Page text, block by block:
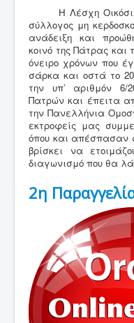
Αρχική
Λέσχη
Νέα
Εκθέσεις
Χρήσιμες
Επικοινωνία
H Λέσχη
σύλλογος μη
ανάδειξη και
κοινό της Πάτρας και
όνειρο χρόνων που
σάρκα και οστά το
την υπ’ αριθμόν 6/
Πατρών και έπειτα
την Πανελλήνια
εκτροφείς μας
όπου και απέσπασαν
βρίσκει να
διαγωνισμό που θα
2η